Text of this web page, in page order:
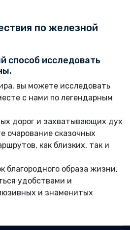
по железной
способ исследовать
вы можете исследовать
с нами по легендарным
дорог и захватывающих дух
очарование сказочных
как близких, так и
благородного образа жизни,
удобствами и
и знаменитых